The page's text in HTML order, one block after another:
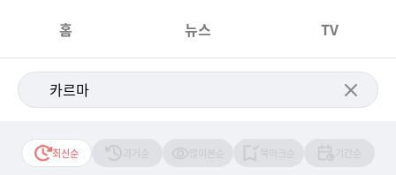
홈 뉴스 TV
최신순